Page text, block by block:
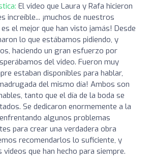
El video que Laura y Rafa hicieron
increíble... ¡muchos de nuestros
el mejor que han visto jamás! Desde
lo que estábamos pidiendo, y
haciendo un gran esfuerzo por
del video. Fueron muy
estaban disponibles para hablar,
del mismo día! Ambos son
tanto que el día de la boda se
Se dedicaron enormemente a la
algunos problemas
para crear una verdadera obra
recomendarlos lo suficiente, y
que han hecho para siempre.